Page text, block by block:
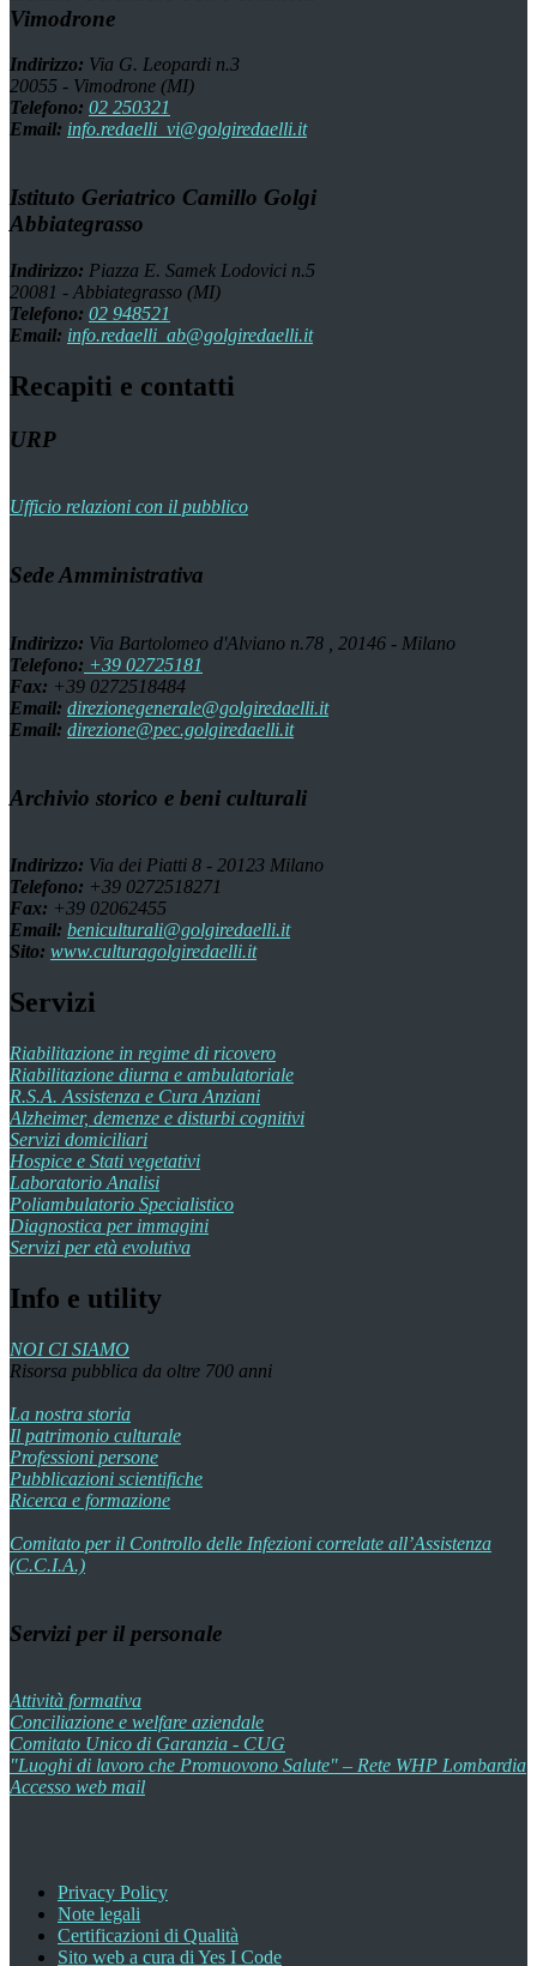
Vimodrone
Indirizzo: Via G. Leopardi n.3
20055 - Vimodrone (MI)
Telefono: 02 250321
Email: info.redaelli_vi@golgiredaelli.it
Istituto Geriatrico Camillo Golgi
Abbiategrasso
Indirizzo: Piazza E. Samek Lodovici n.5
20081 - Abbiategrasso (MI)
Telefono: 02 948521
Email: info.redaelli_ab@golgiredaelli.it
Recapiti e contatti
URP
Ufficio relazioni con il pubblico
Sede Amministrativa
Indirizzo: Via Bartolomeo d'Alviano n.78 , 20146 - Milano
Telefono: +39 02725181
Fax: +39 0272518484
Email: direzionegenerale@golgiredaelli.it
Email: direzione@pec.golgiredaelli.it
Archivio storico e beni culturali
Indirizzo: Via dei Piatti 8 - 20123 Milano
Telefono: +39 0272518271
Fax: +39 02062455
Email: beniculturali@golgiredaelli.it
Sito: www.culturagolgiredaelli.it
Servizi
Riabilitazione in regime di ricovero
Riabilitazione diurna e ambulatoriale
R.S.A. Assistenza e Cura Anziani
Alzheimer, demenze e disturbi cognitivi
Servizi domiciliari
Hospice e Stati vegetativi
Laboratorio Analisi
Poliambulatorio Specialistico
Diagnostica per immagini
Servizi per età evolutiva
Info e utility
NOI CI SIAMO
Risorsa pubblica da oltre 700 anni
La nostra storia
Il patrimonio culturale
Professioni persone
Pubblicazioni scientifiche
Ricerca e formazione
Comitato per il Controllo delle Infezioni correlate all’Assistenza
(C.C.I.A.)
Servizi per il personale
Attività formativa
Conciliazione e welfare aziendale
Comitato Unico di Garanzia - CUG
"Luoghi di lavoro che Promuovono Salute" – Rete WHP Lombardia
Accesso web mail
Privacy Policy
Note legali
Certificazioni di Qualità
Sito web a cura di Yes I Code